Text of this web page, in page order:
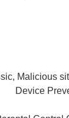
Malicious
Device